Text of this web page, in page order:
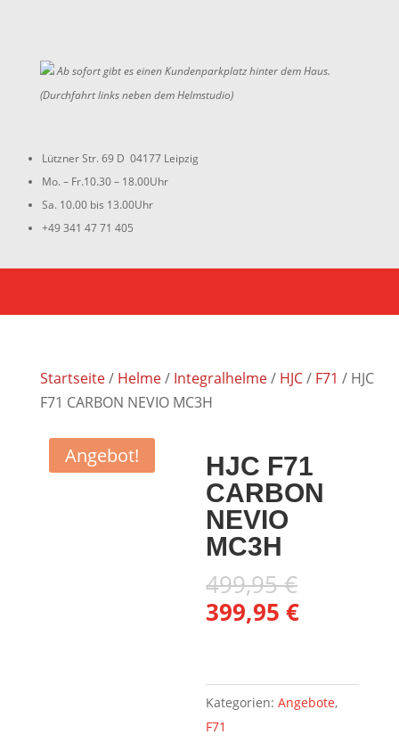
Ab sofort gibt es einen Kundenparkplatz hinter dem Haus.
(Durchfahrt links neben dem Helmstudio)
Lützner Str. 69 D 04177 Leipzig
Mo. – Fr.10.30 – 18.00Uhr
Sa. 10.00 bis 13.00Uhr
+49 341 47 71 405
Startseite/ Helme/ Integralhelme/ HJC/ F71 / HJC
F71 CARBON NEVIO MC3H
Angebot!
HJC F71
CARBON
NEVIO
MC3H
499,95€
399,95€Aktueller
399,95 €.
Kategorien:Angebote,
F71